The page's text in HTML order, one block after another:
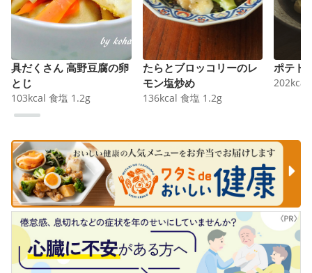
具だくさん 高野豆腐の卵
とじ
103kcal 食塩 1.2g
たらとブロッコリーのレ
モン塩炒め
136kcal 食塩 1.2g
ポテト
202kcal